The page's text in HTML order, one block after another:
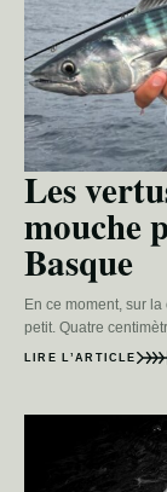
Les
mouche
Basque
En ce moment, sur
petit. Quatre
LIRE L’ARTICLE